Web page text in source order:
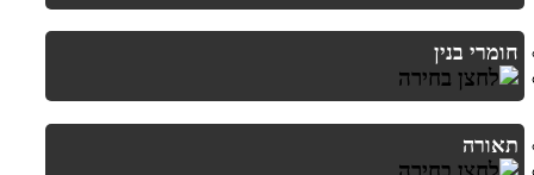
חומרי בנין
תאורה